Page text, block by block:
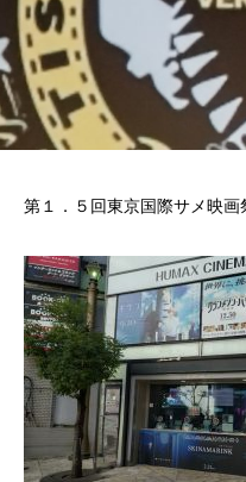
第１．５回東京国際サメ映画